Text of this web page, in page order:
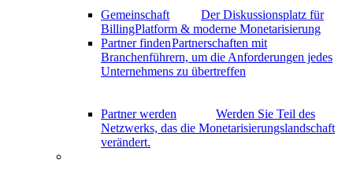
Gemeinschaft
Der Diskussionsplatz für
BillingPlatform & moderne Monetarisierung
Partner findenPartnerschaften mit
Branchenführern, um die Anforderungen jedes
Unternehmens zu übertreffen
Partner werden
Werden Sie Teil des
Netzwerks, das die Monetarisierungslandschaft
verändert.